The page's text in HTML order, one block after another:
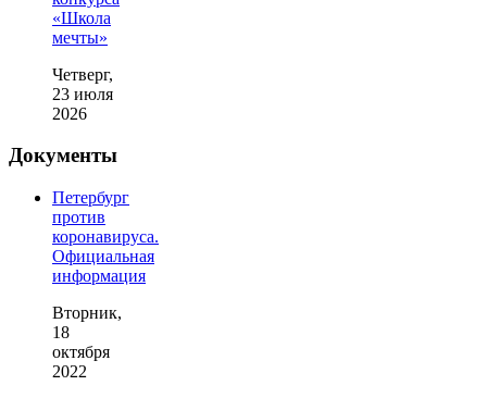
«Школа
мечты»
Четверг,
23 июля
2026
Документы
Петербург
против
коронавируса.
Официальная
информация
Вторник,
18
октября
2022